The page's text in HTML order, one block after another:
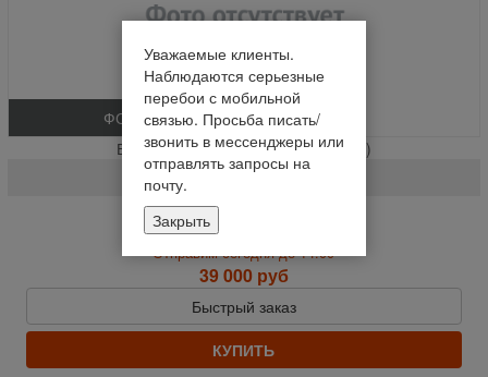
ФОТО
Битер отбойный Акрос РОС % (шт.)
145.15.05.010
На складе
Отправим сегодня до 14:00
39 000 руб
Быстрый заказ
КУПИТЬ
Уважаемые клиенты.
Наблюдаются серьезные
перебои с мобильной
связью. Просьба писать/
звонить в мессенджеры или
отправлять запросы на
почту.
Закрыть